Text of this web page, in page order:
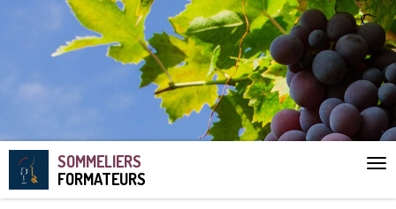
SOMMELIERS
FORMATEURS